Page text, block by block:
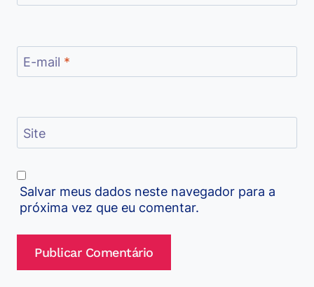
E-mail *
Site
Salvar meus dados neste navegador para a
próxima vez que eu comentar.